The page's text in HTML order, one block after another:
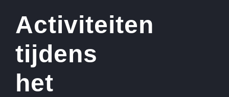
Activiteiten
tijdens
het